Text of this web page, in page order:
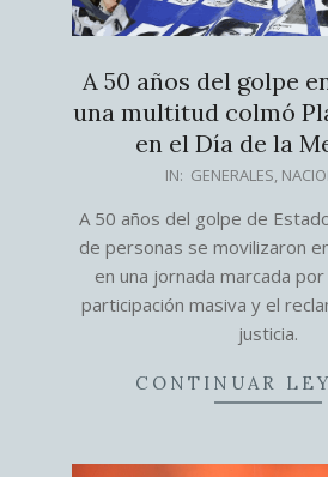
A 50 años del golpe
una multitud colmó
en el Día de la
24
IN: GENERALES,
A 50 años del golpe de
de personas se movilizaron
en una jornada marcada
participación masiva y el
justicia.
CONTINUAR